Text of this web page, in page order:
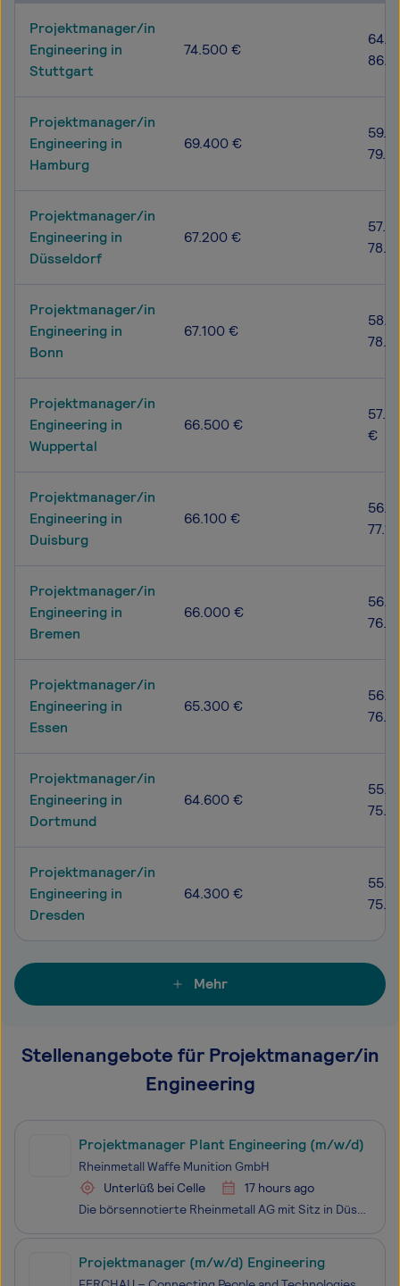
Projektmanager/in
Engineering in
Stuttgart
74.500 €
Projektmanager/in
Engineering in
Hamburg
69.400 €
Projektmanager/in
Engineering in
Düsseldorf
67.200 €
Projektmanager/in
Engineering in
Bonn
67.100 €
Projektmanager/in
Engineering in
Wuppertal
66.500 €
€
Projektmanager/in
Engineering in
Duisburg
66.100 €
Projektmanager/in
Engineering in
Bremen
66.000 €
Projektmanager/in
Engineering in
Essen
65.300 €
Projektmanager/in
Engineering in
Dortmund
64.600 €
Projektmanager/in
Engineering in
Dresden
64.300 €
Mehr
Stellenangebote für Projektmanager/in
Engineering
Projektmanager Plant Engineering (m/w/d)
Rheinmetall Waffe Munition GmbH
Unterlüß bei Celle
17 hours ago
Die börsennotierte Rheinmetall AG mit Sitz in Düsseldorf steht als integrierter Technologiekonzern für ein ebenso substanzstarkes wie international erfolgreiches Unternehmen. Als domänenübergreifendes Systemhaus der Sicherheits- und Verteidigungsindustrie bieten wir ein innovatives Produkt- und Leis
Projektmanager (m/w/d) Engineering